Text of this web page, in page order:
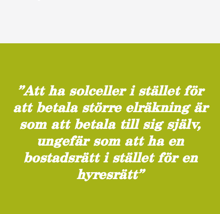
”Att ha sol­cel­ler i stäl­let för
att betala större elräk­ning är
som att betala till sig själv,
unge­fär som att ha en
bostads­rätt i stäl­let för en
hyres­rätt”